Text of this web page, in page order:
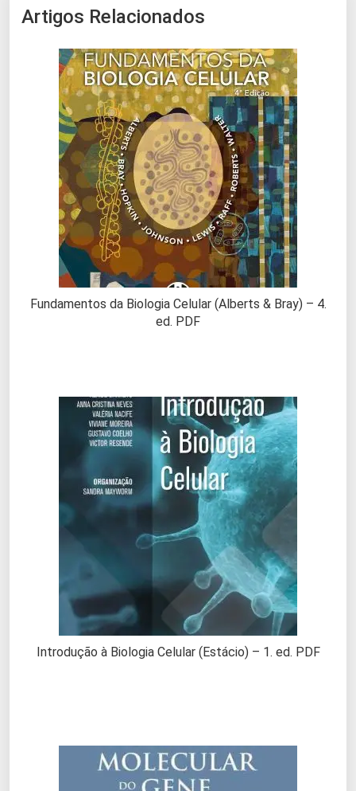
Artigos Relacionados
Fundamentos da Biologia Celular (Alberts & Bray) – 4.
ed. PDF
Introdução à Biologia Celular (Estácio) – 1. ed. PDF